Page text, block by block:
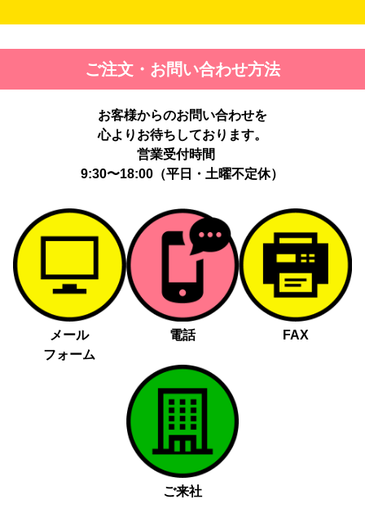
第三者に提供する目的：パーソナライズ広告配信および効果測定・
動履歴、IP、ブラウザ・端末情報、（同意時）メールアドレス等の
よる安全な電送、又は管理コンソールからの連携。
提供先：広告配信事業者（例：Google LLC等）。
個人情報の取り扱いに関する契約：提供先と個人情報取扱い契約
（目的外利用禁止、再提供制限、安全管理措置等）を締結していま
お客様の個人情報は、以下掲げる場合以外に、事前にご本人の同意
無く第三者に提供することはありません。
法令に基づく場合
人の生命、身体又は財産の保護にために必要がある場合であっ
て、本人の同意を得る事が困難であるとき
公衆衛生の向上又は児童の健全な育成の推進のために特に必要
がある場合であって、本人の同意を得る事が困難であるとき
国の機関若しくは地方公共団体又はその委託を受けた者が法令
の定める事務を遂行することに対して協力する必要がある場合
であって、本人の同意を得ることによって当該事務の遂行に支
障を及ぼすおそれがあるとき
５. 個人情報の取扱業務の委託
ご注文・お問い合わせ方法
お客様からのお問い合わせを
心よりお待ちしております。
営業受付時間
9:30〜18:00（平日・土曜不定休）
メール
フォーム
電話 FAX
ご来社